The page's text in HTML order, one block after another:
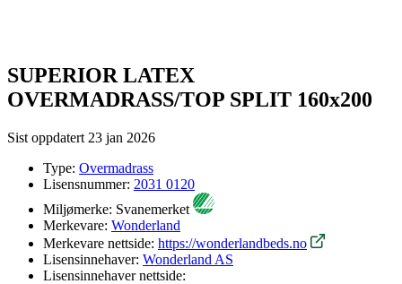
SUPERIOR LATEX
OVERMADRASS/TOP SPLIT 160x200
Sist oppdatert 23 jan 2026
Type: Overmadrass
Lisensnummer: 2031 0120
Miljømerke: Svanemerket
Merkevare: Wonderland
Merkevare nettside: https://wonderlandbeds.no
Lisensinnehaver: Wonderland AS
Lisensinnehaver nettside: